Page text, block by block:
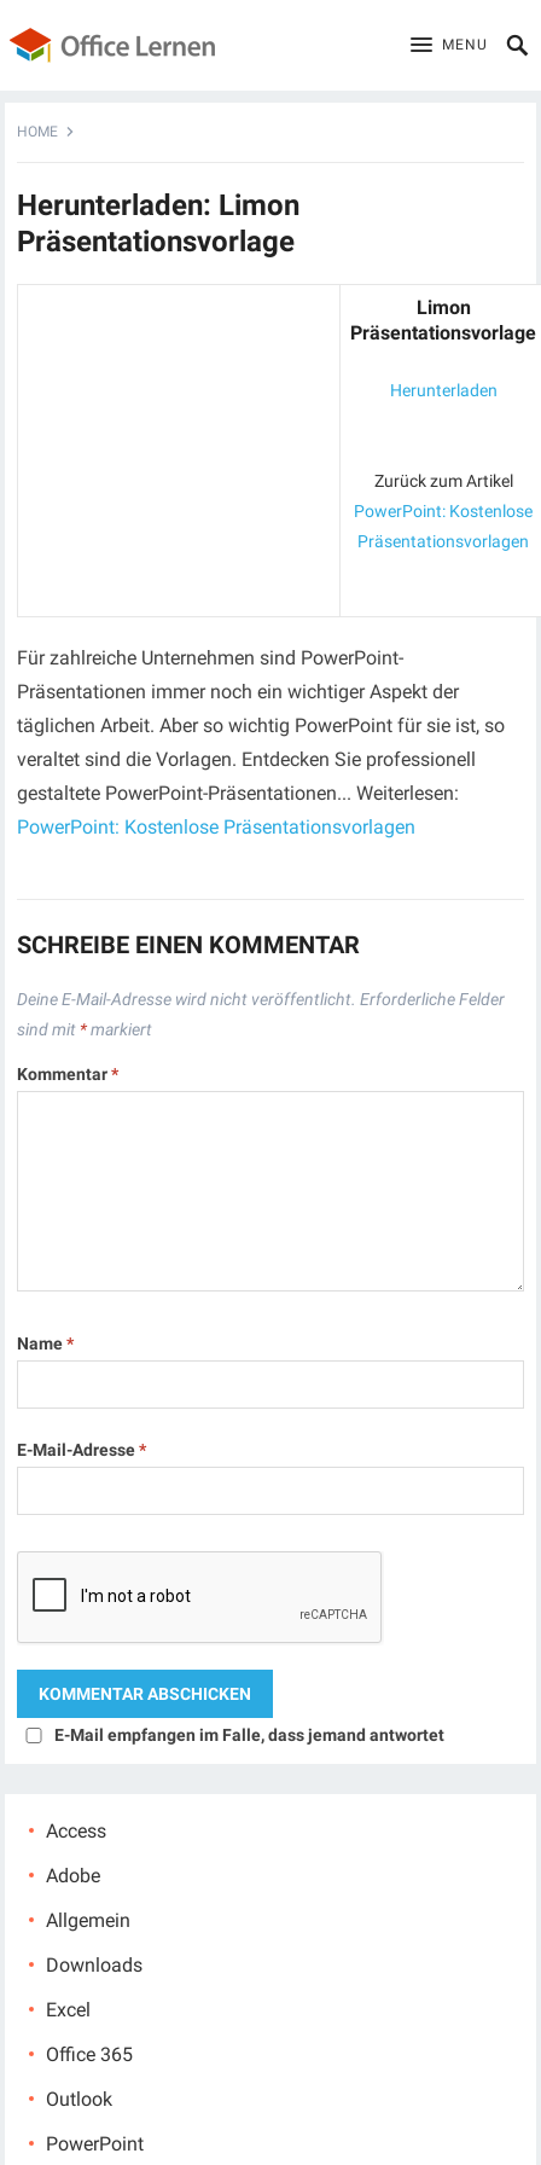
MENU
HOME
Herunterladen: Limon
Präsentationsvorlage
Limon
Präsentationsvorlage
Herunterladen
Zurück zum Artikel
PowerPoint: Kostenlose
Präsentationsvorlagen
Für zahlreiche Unternehmen sind PowerPoint-
Präsentationen immer noch ein wichtiger Aspekt der
täglichen Arbeit. Aber so wichtig PowerPoint für sie ist, so
veraltet sind die Vorlagen. Entdecken Sie professionell
gestaltete PowerPoint-Präsentationen... Weiterlesen:
PowerPoint: Kostenlose Präsentationsvorlagen
SCHREIBE EINEN KOMMENTAR
Deine E-Mail-Adresse wird nicht veröffentlicht. Erforderliche Felder
sind mit *markiert
Kommentar*
Name*
E-Mail-Adresse*
E-Mail empfangen im Falle, dass jemand antwortet
Access
Adobe
Allgemein
Downloads
Excel
Office 365
Outlook
PowerPoint